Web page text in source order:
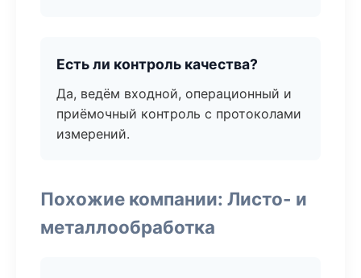
Есть ли контроль качества?
Да, ведём входной, операционный и
приёмочный контроль с протоколами
измерений.
Похожие компании: Листо- и
металлообработка